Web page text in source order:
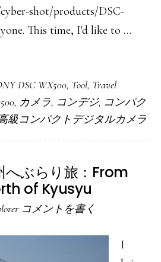
shot/products/DSC-
This time, I'd like to …
DSC WX500, Tool, Travel
, カメラ, コンデジ, コンパク
級コンパクトデジタルカメラ
へぶらり旅：From
of Kyusyu
コメントを書く
I